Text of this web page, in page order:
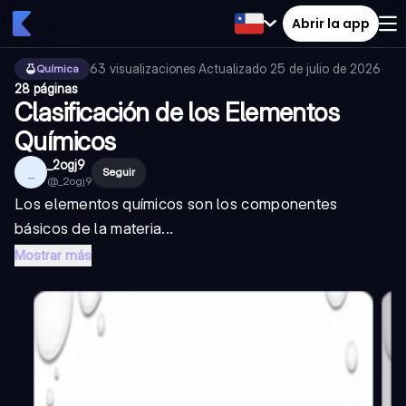
Abrir la app
Química 63 visualizaciones·Actualizado 25 de julio de 2026·
28 páginas
Clasificación de los Elementos
Químicos
_2ogj9
@ _2ogj9
Seguir
Los elementos químicos son los componentes
básicos de la materia...
Mostrar más